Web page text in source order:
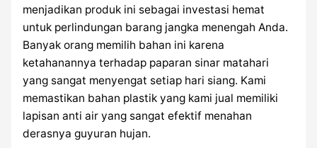
menjadikan produk ini sebagai investasi hemat
untuk perlindungan barang jangka menengah Anda.
Banyak orang memilih bahan ini karena
ketahanannya terhadap paparan sinar matahari
yang sangat menyengat setiap hari siang. Kami
memastikan bahan plastik yang kami jual memiliki
lapisan anti air yang sangat efektif menahan
derasnya guyuran hujan.